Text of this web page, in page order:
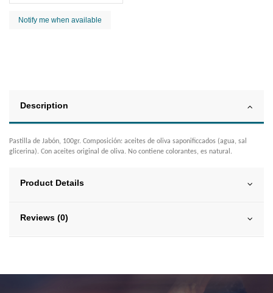
Description
Pastilla de Jabón, 100gr. Composición: aceites de oliva saponificcados (agua, sal
glicerina). Con aceites original de oliva. No contiene colorantes, es natural.
Product Details
Reviews (0)